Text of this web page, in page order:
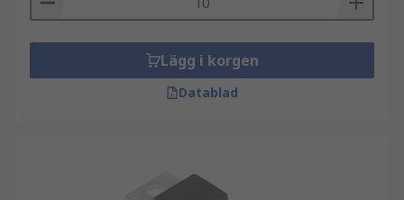
Lägg i korgen
Datablad